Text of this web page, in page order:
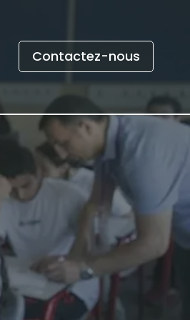
Contactez-nous